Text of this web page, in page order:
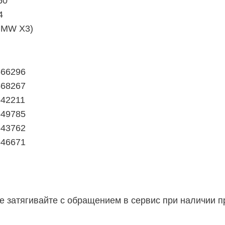
X3)
с обращением в сервис при наличии